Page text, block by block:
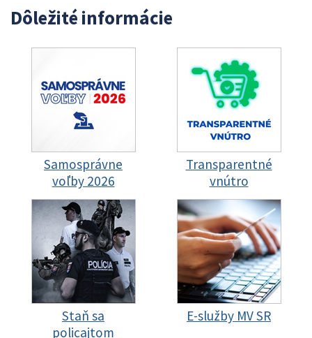
Dôležité informácie
Samosprávne
voľby 2026
Transparentné
vnútro
Staň sa
policajtom
E-služby MV SR